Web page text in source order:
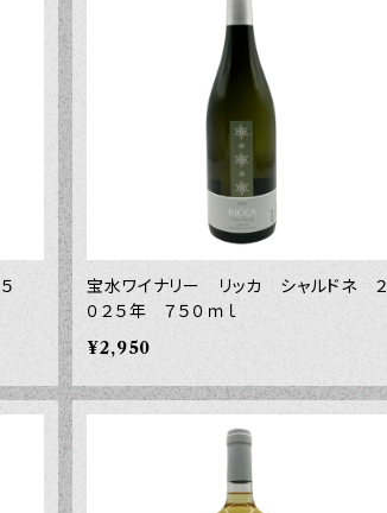
宝水ワイナリー リッカ シャルドネ ２
０２５年 ７５０ｍｌ
¥2,950